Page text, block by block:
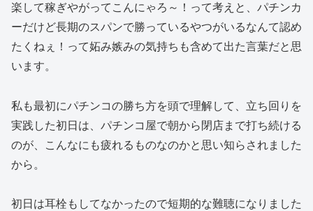
楽して稼ぎやがってこんにゃろ～！って考えと、パチンカ
ーだけど長期のスパンで勝っているやつがいるなんて認め
たくねぇ！って妬み嫉みの気持ちも含めて出た言葉だと思
います。
私も最初にパチンコの勝ち方を頭で理解して、立ち回りを
実践した初日は、パチンコ屋で朝から閉店まで打ち続ける
のが、こんなにも疲れるものなのかと思い知らされました
から。
初日は耳栓もしてなかったので短期的な難聴になりました